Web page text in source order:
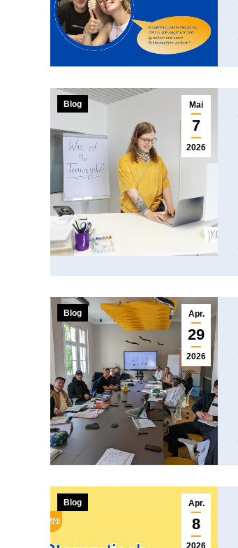
Mai
7
2026
Blog
Apr.
29
2026
Blog
Apr.
8
2026
Blog